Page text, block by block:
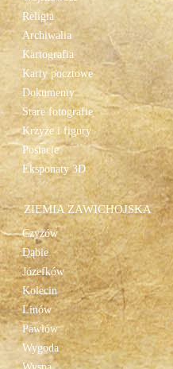
Religia
Archiwalia
Kartografia
Karty pocztowe
Dokumenty
Stare fotografie
Krzyże i figury
Postacie
Eksponaty 3D
ZIEMIA ZAWICHOJSKA
Czyżów
Dąbie
Józefków
Kolecin
Linów
Pawłów
Wygoda